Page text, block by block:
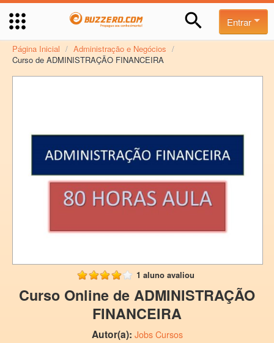
Entrar
Página Inicial / Administração e Negócios /
Curso de ADMINISTRAÇÃO FINANCEIRA
1 aluno avaliou
Curso Online de ADMINISTRAÇÃO
FINANCEIRA
Autor(a): Jobs Cursos